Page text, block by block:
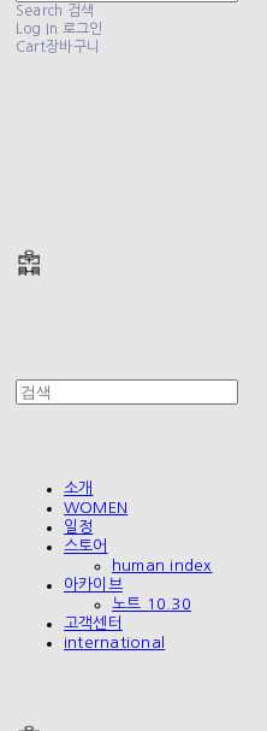
Search 검색
Log In 로그인
Cart장바구니
소개
WOMEN
일정
스토어
human index
아카이브
노트 10.30
고객센터
international